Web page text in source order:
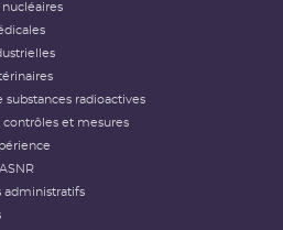
nucléaires
substances radioactives
et mesures
administratifs